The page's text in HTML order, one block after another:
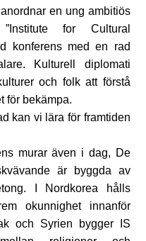
en ung ambitiös
for Cultural
konferens med en rad
Kulturell diplomati
och folk att förstå
för bekämpa.
kan vi lära för framtiden
murar även i dag, De
är byggda av
I Nordkorea hålls
okunnighet innanför
och Syrien bygger IS